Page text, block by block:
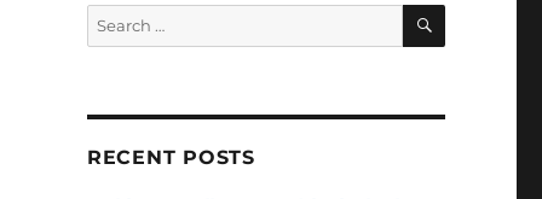
Search
for:
SEARCH
RECENT POSTS